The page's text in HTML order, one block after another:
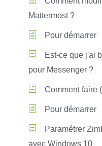
Mattermost ?
Pour démarrer
Est-ce que j'ai
pour Messenger ?
Comment faire
Pour démarrer
Paramétrer
avec Windows 10